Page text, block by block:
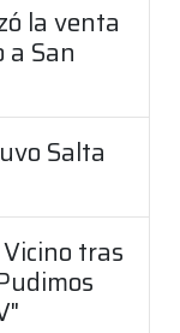
la venta
San
Salta
tras